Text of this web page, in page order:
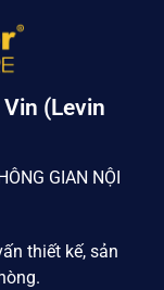
(Levin
GIAN NỘI
thiết kế, sản